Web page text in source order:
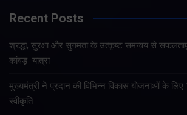
Recent Posts
श्रद्धा, सुरक्षा और सुगमता के उत्कृष्ट समन्वय से
कांवड़ यात्रा
मुख्यमंत्री ने प्रदान की विभिन्न विकास योजनाओं के लिए
स्वीकृति